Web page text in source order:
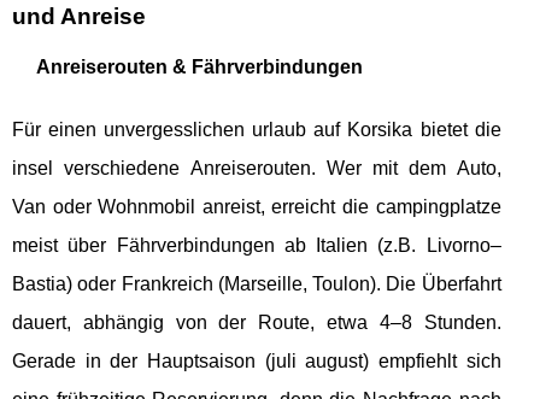
und Anreise
Anreiserouten & Fährverbindungen
Für einen unvergesslichen urlaub auf Korsika bietet die
insel verschiedene Anreiserouten. Wer mit dem Auto,
Van oder Wohnmobil anreist, erreicht die campingplatze
meist über Fährverbindungen ab Italien (z.B. Livorno–
Bastia) oder Frankreich (Marseille, Toulon). Die Überfahrt
dauert, abhängig von der Route, etwa 4–8 Stunden.
Gerade in der Hauptsaison (juli august) empfiehlt sich